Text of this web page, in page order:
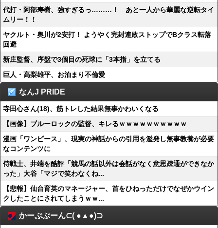
代打・阿部寿樹、強すぎるっ………！ あと一人から華麗な逆転タイ
ムリー！！
ヤクルト・奥川が2安打！ ようやく完封連敗ストップでBクラス転落
回避
新庄監督、序盤で3個目の死球に「3本指」を立てる
巨人・高梨雄平、お泊まり不倫愛
なんJ PRIDE
寺田心さん(18)、筋トレした結果無事かわいくなる
【画像】ブルーロックの監督、キレるｗｗｗｗｗｗｗｗｗｗ
漫画「ワンピース」、現実の神話からの引用を濫発し無事教養が必要
なコンテンツに
侍戦士、井端を酷評「競馬の話以外は会話がなく意思疎通ができなか
った」大谷「マジで笑わなくね...
【悲報】仙台育英のマネージャー、首をひねっただけでなぜかウイン
クしたことにされてしまうｗｗ...
かーぷぶーん⊂( ●▲●)⊃